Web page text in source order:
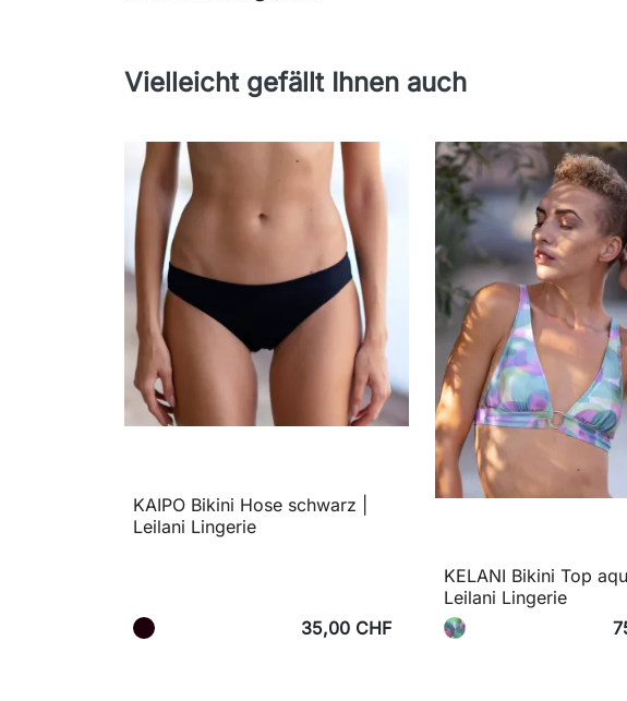
Vielleicht gefällt Ihnen auch
KAIPO Bikini Hose schwarz |
Leilani Lingerie
35,00 CHF
KELANI Bikini Top
Leilani Lingerie